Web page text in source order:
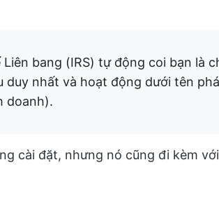
Liên bang (IRS) tự động coi bạn là
duy nhất và hoạt động dưới tên
doanh).
cài đặt, nhưng nó cũng đi kèm